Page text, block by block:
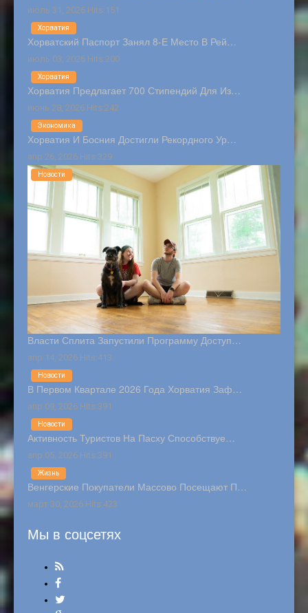
июль 31, 2026 Hits:151
Хорватский Паспорт Занял 8-Е Место В Рей…
июль 03, 2026 Hits:200
Хорватия
Хорватия Предлагает 700 Стипендий Для Из…
июнь 28, 2026 Hits:242
Хорватия
Хорватия И Босния Достигли Рекордного Ур…
апр 26, 2026 Hits:329
Экономика
Власти Сплита Запустили Программу Доступ…
апр 14, 2026 Hits:413
Новости
В Первом Квартале 2026 Года Хорватия Заф…
апр 09, 2026 Hits:391
Новости
Активность Туристов На Пасху Способствуе…
апр 05, 2026 Hits:391
Новости
Венгерские Покупатели Массово Посещают П…
март 30, 2026 Hits:423
Жизнь
Мы в соцсетях